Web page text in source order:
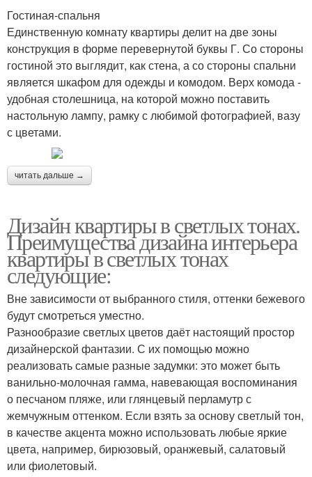
Гостиная-спальня
Единственную комнату квартиры делит на две зоны
конструкция в форме перевернутой буквы Г. Со стороны
гостиной это выглядит, как стена, а со стороны спальни
является шкафом для одежды и комодом. Верх комода -
удобная столешница, на которой можно поставить
настольную лампу, рамку с любимой фотографией, вазу
с цветами.
читать дальше →
Дизайн квартиры в светлых тонах.
Преимущества дизайна интерьера
квартиры в светлых тонах
следующие:
Вне зависимости от выбранного стиля, оттенки бежевого
будут смотреться уместно.
Разнообразие светлых цветов даёт настоящий простор
дизайнерской фантазии. С их помощью можно
реализовать самые разные задумки: это может быть
ванильно-молочная гамма, навевающая воспоминания
о песчаном пляже, или глянцевый перламутр с
жемчужным оттенком. Если взять за основу светлый тон,
в качестве акцента можно использовать любые яркие
цвета, например, бирюзовый, оранжевый, салатовый
или фиолетовый.